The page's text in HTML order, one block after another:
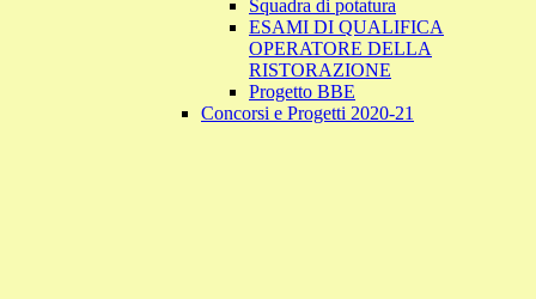
Squadra di potatura
ESAMI DI QUALIFICA
OPERATORE DELLA
RISTORAZIONE
Progetto BBE
Concorsi e Progetti 2020-21